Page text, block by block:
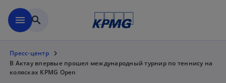
menu search
Пресс-центр
В Актау впервые прошел международный турнир по теннису на
колясках KPMG Open